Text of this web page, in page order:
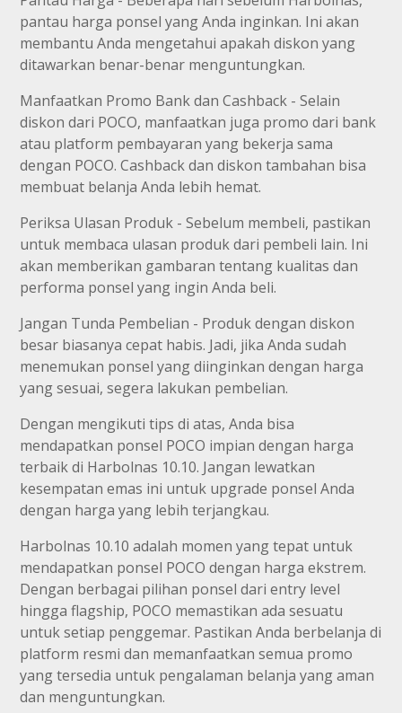
pantau harga ponsel yang Anda inginkan. Ini akan
membantu Anda mengetahui apakah diskon yang
ditawarkan benar-benar menguntungkan.
Manfaatkan Promo Bank dan Cashback - Selain
diskon dari POCO, manfaatkan juga promo dari bank
atau platform pembayaran yang bekerja sama
dengan POCO. Cashback dan diskon tambahan bisa
membuat belanja Anda lebih hemat.
Periksa Ulasan Produk - Sebelum membeli, pastikan
untuk membaca ulasan produk dari pembeli lain. Ini
akan memberikan gambaran tentang kualitas dan
performa ponsel yang ingin Anda beli.
Jangan Tunda Pembelian - Produk dengan diskon
besar biasanya cepat habis. Jadi, jika Anda sudah
menemukan ponsel yang diinginkan dengan harga
yang sesuai, segera lakukan pembelian.
Dengan mengikuti tips di atas, Anda bisa
mendapatkan ponsel POCO impian dengan harga
terbaik di Harbolnas 10.10. Jangan lewatkan
kesempatan emas ini untuk upgrade ponsel Anda
dengan harga yang lebih terjangkau.
Harbolnas 10.10 adalah momen yang tepat untuk
mendapatkan ponsel POCO dengan harga ekstrem.
Dengan berbagai pilihan ponsel dari entry level
hingga flagship, POCO memastikan ada sesuatu
untuk setiap penggemar. Pastikan Anda berbelanja di
platform resmi dan memanfaatkan semua promo
yang tersedia untuk pengalaman belanja yang aman
dan menguntungkan.